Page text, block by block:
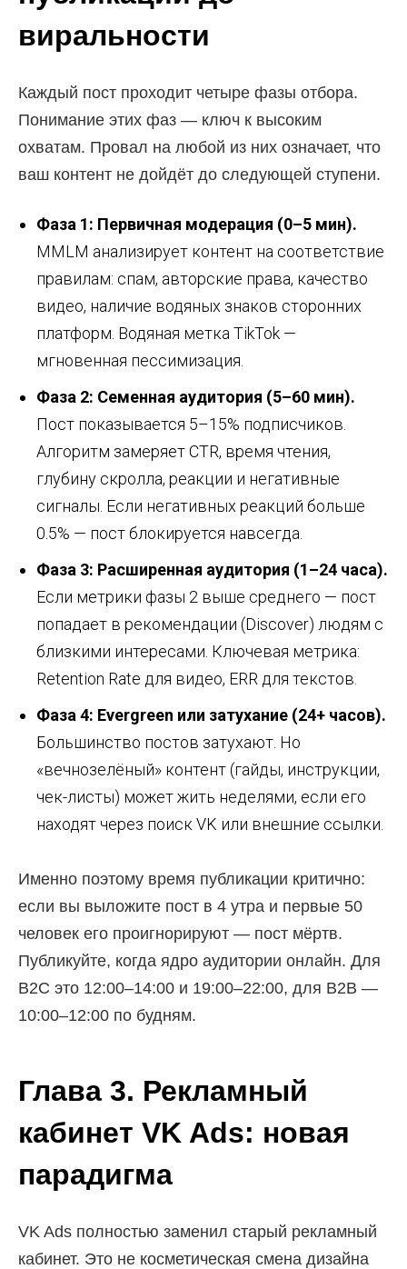
виральности
Каждый пост проходит четыре фазы отбора.
Понимание этих фаз — ключ к высоким
охватам. Провал на любой из них означает, что
ваш контент не дойдёт до следующей ступени.
Фаза 1: Первичная модерация (0–5 мин).
MMLM анализирует контент на соответствие
правилам: спам, авторские права, качество
видео, наличие водяных знаков сторонних
платформ. Водяная метка TikTok —
мгновенная пессимизация.
Фаза 2: Семенная аудитория (5–60 мин).
Пост показывается 5–15% подписчиков.
Алгоритм замеряет CTR, время чтения,
глубину скролла, реакции и негативные
сигналы. Если негативных реакций больше
0.5% — пост блокируется навсегда.
Фаза 3: Расширенная аудитория (1–24 часа).
Если метрики фазы 2 выше среднего — пост
попадает в рекомендации (Discover) людям с
близкими интересами. Ключевая метрика:
Retention Rate для видео, ERR для текстов.
Фаза 4: Evergreen или затухание (24+ часов).
Большинство постов затухают. Но
«вечнозелёный» контент (гайды, инструкции,
чек-листы) может жить неделями, если его
находят через поиск VK или внешние ссылки.
Именно поэтому время публикации критично:
если вы выложите пост в 4 утра и первые 50
человек его проигнорируют — пост мёртв.
Публикуйте, когда ядро аудитории онлайн. Для
B2C это 12:00–14:00 и 19:00–22:00, для B2B —
10:00–12:00 по будням.
Глава 3. Рекламный
кабинет VK Ads: новая
парадигма
VK Ads полностью заменил старый рекламный
кабинет. Это не косметическая смена дизайна